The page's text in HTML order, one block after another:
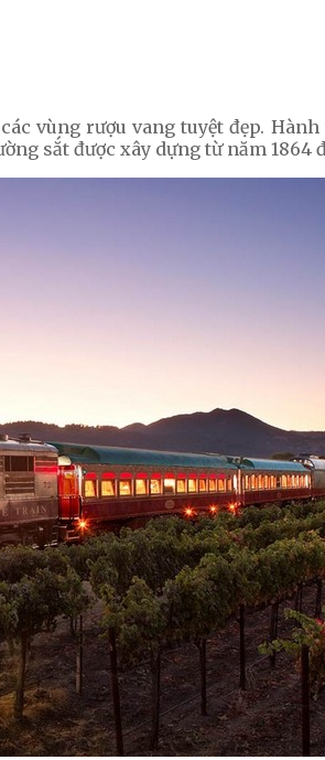
vùng rượu vang tuyệt đẹp. Hành
sắt được xây dựng từ năm